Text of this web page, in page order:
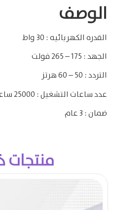
الوصف
القدره الكهربائيه : 30 واط
الجهد : 175 – 265 فولت
التردد : 50 – 60 هرتز
عدد ساعات التشغيل : 25000 ساعه
ضمان : 3 عام
منتجات